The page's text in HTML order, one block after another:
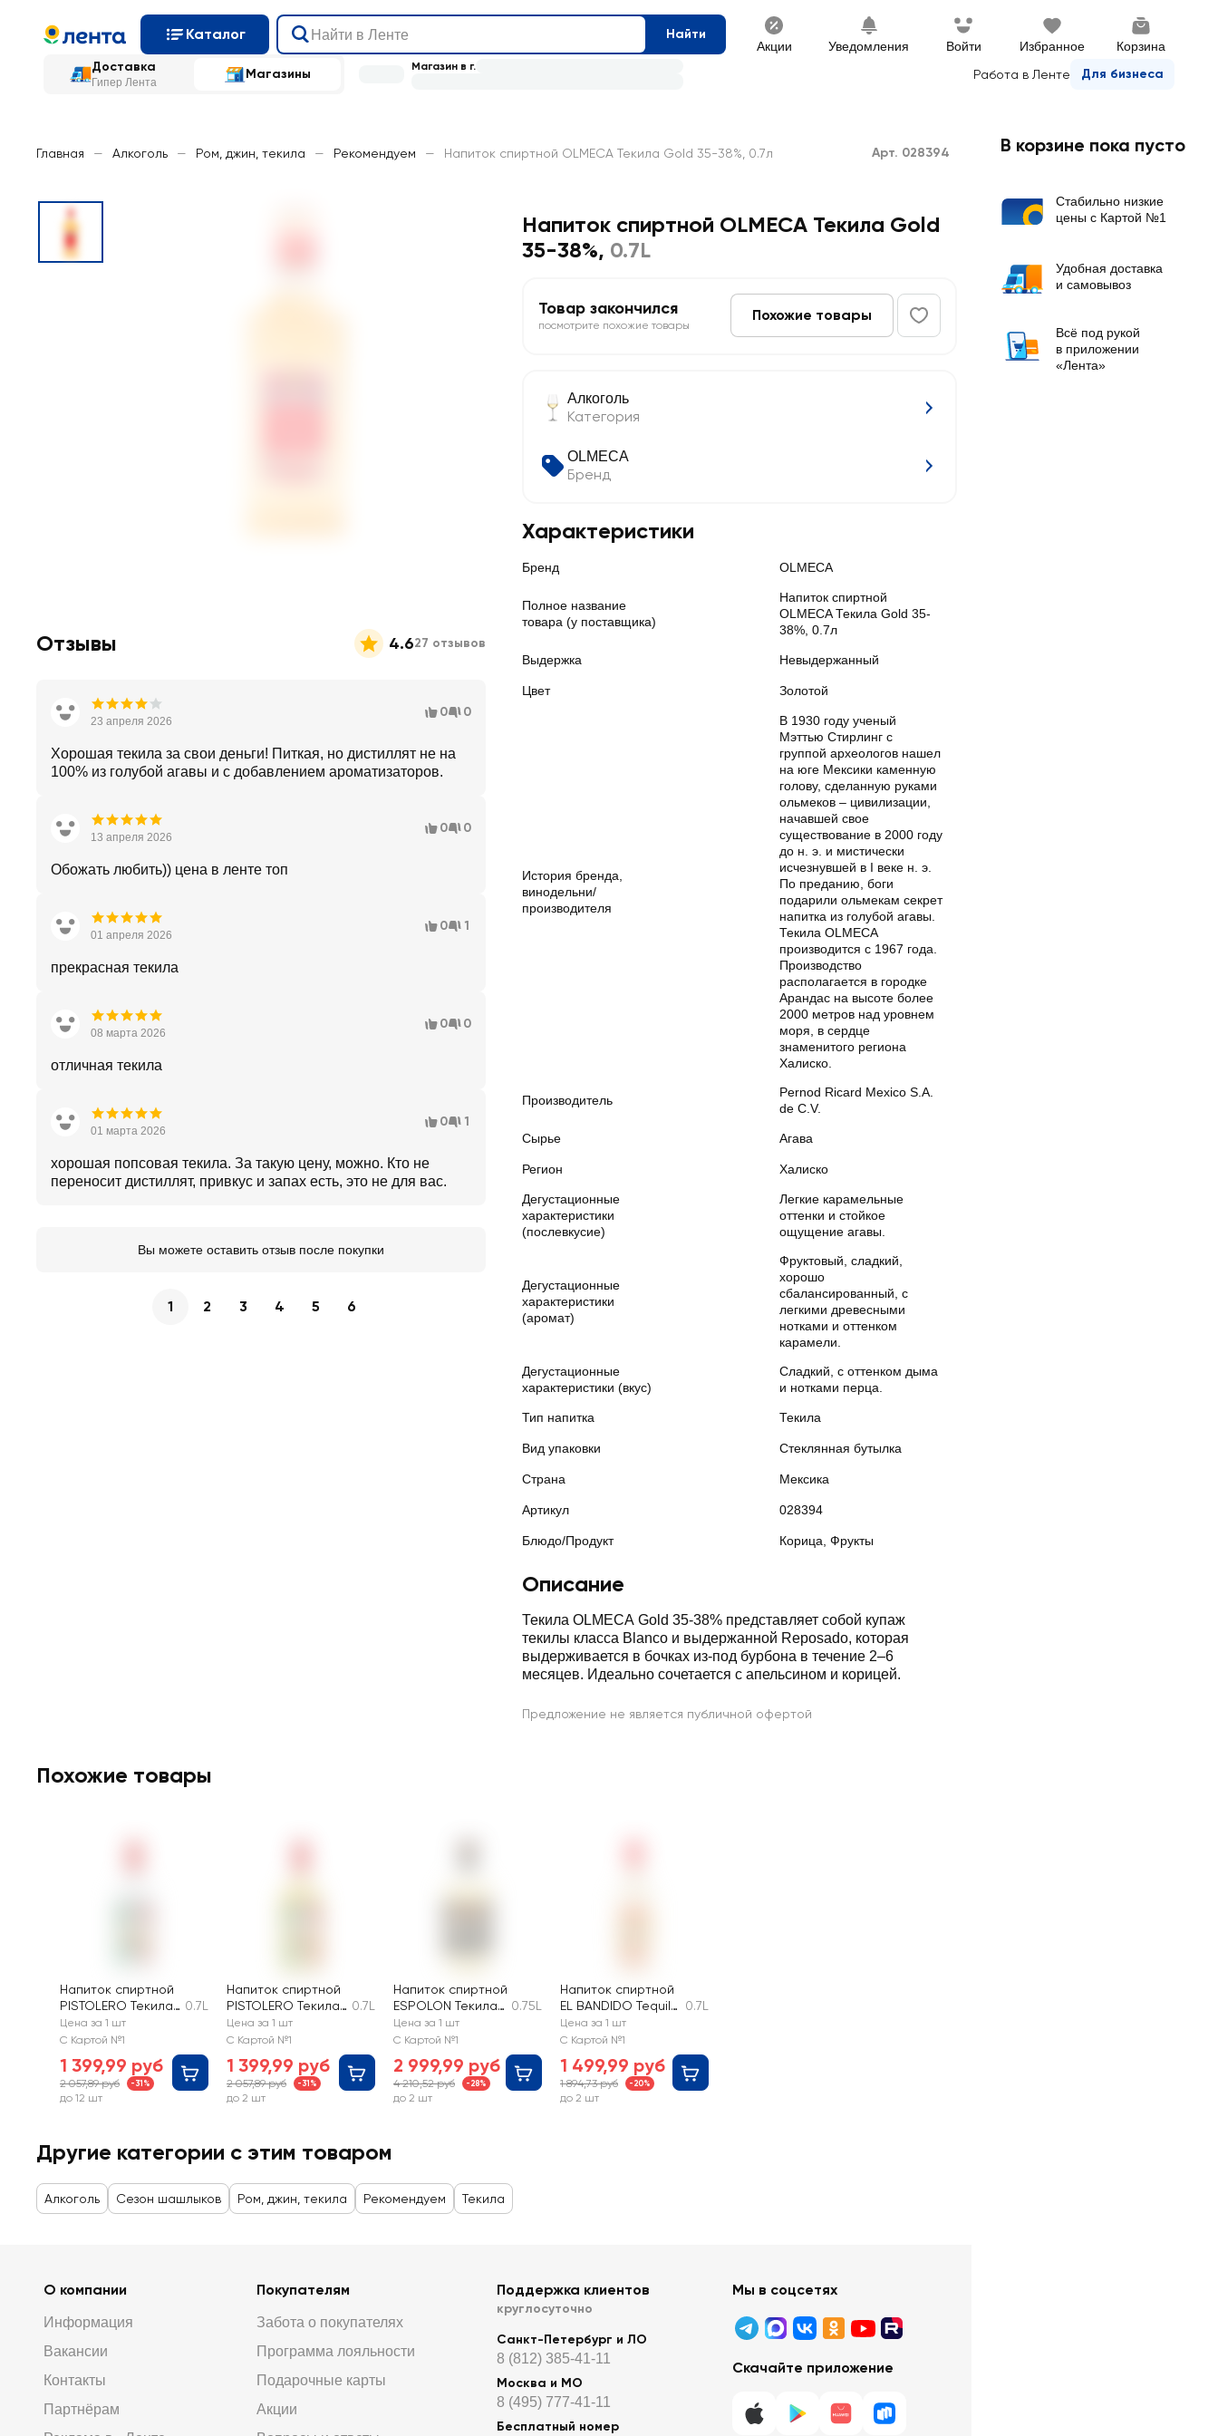
Каталог Найти
Акции Уведомления Войти Избранное Корзина
Доставка
Гипер Лента
Магазины Работа в Ленте Для бизнеса
Магазин в г.
Главная — Алкоголь — Ром, джин, текила — Рекомендуем — Напиток спиртной OLMECA Текила Gold 35-38%, 0.7л Арт. 028394
Напиток спиртной OLMECA Текила Gold
35-38%, 0.7L
Товар закончился
посмотрите похожие товары
Похожие товары
Алкоголь
Категория
OLMECA
Бренд
Характеристики
Бренд OLMECA
Полное название
товара (у поставщика)
Напиток спиртной
OLMECA Текила Gold 35-
38%, 0.7л
Выдержка Невыдержанный
Цвет Золотой
История бренда,
винодельни/
производителя
В 1930 году ученый
Мэттью Стирлинг с
группой археологов нашел
на юге Мексики каменную
голову, сделанную руками
ольмеков – цивилизации,
начавшей свое
существование в 2000 году
до н. э. и мистически
исчезнувшей в I веке н. э.
По преданию, боги
подарили ольмекам секрет
напитка из голубой агавы.
Текила OLMECA
производится с 1967 года.
Производство
располагается в городке
Арандас на высоте более
2000 метров над уровнем
моря, в сердце
знаменитого региона
Халиско.
Производитель
Pernod Ricard Mexico S.A.
de C.V.
Сырье Агава
Регион Халиско
Дегустационные
характеристики
(послевкусие)
Легкие карамельные
оттенки и стойкое
ощущение агавы.
Дегустационные
характеристики
(аромат)
Фруктовый, сладкий,
хорошо
сбалансированный, с
легкими древесными
нотками и оттенком
карамели.
Дегустационные
характеристики (вкус)
Сладкий, с оттенком дыма
и нотками перца.
Тип напитка Текила
Вид упаковки Стеклянная бутылка
Страна Мексика
Артикул 028394
Блюдо/Продукт Корица, Фрукты
Описание
Текила OLMECA Gold 35-38% представляет собой купаж
текилы класса Blanco и выдержанной Reposado, которая
выдерживается в бочках из-под бурбона в течение 2–6
месяцев. Идеально сочетается с апельсином и корицей.
Предложение не является публичной офертой
Отзывы 4.627 отзывов
23 апреля 2026
0 0
Хорошая текила за свои деньги! Питкая, но дистиллят не на
100% из голубой агавы и с добавлением ароматизаторов.
13 апреля 2026
0 0
Обожать любить)) цена в ленте топ
01 апреля 2026
0 1
прекрасная текила
08 марта 2026
0 0
отличная текила
01 марта 2026
0 1
хорошая попсовая текила. За такую цену, можно. Кто не
переносит дистиллят, привкус и запах есть, это не для вас.
Вы можете оставить отзыв после покупки
1 2 3 4 5 6
Похожие товары
Напиток спиртной
PISTOLERO Текила
Silver 38%
0.7L
Цена за 1 шт
С Картой №1
1 399,99 руб
2 057,89 руб -31%
до 12 шт
Напиток спиртной
PISTOLERO Текила
Gold 38%
0.7L
Цена за 1 шт
С Картой №1
1 399,99 руб
2 057,89 руб -31%
до 2 шт
Напиток спиртной
ESPOLON Текила
Reposado 40%
0.75L
Цена за 1 шт
С Картой №1
2 999,99 руб
4 210,52 руб -28%
до 2 шт
Напиток спиртной
EL BANDIDO Tequila
Negro Gold 38%
0.7L
Цена за 1 шт
С Картой №1
1 499,99 руб
1 894,73 руб -20%
до 2 шт
Другие категории с этим товаром
Алкоголь Сезон шашлыков Ром, джин, текила Рекомендуем Текила
О компании
Информация
Вакансии
Контакты
Партнёрам
Покупателям
Забота о покупателях
Программа лояльности
Подарочные карты
Акции
Поддержка клиентов
круглосуточно
Санкт-Петербург и ЛО
8 (812) 385-41-11
Москва и МО
8 (495) 777-41-11
Бесплатный номер
Мы в соцсетях
Скачайте приложение
В корзине пока пусто
Стабильно низкие
цены с Картой №1
Удобная доставка
и самовывоз
Всё под рукой
в приложении
«Лента»